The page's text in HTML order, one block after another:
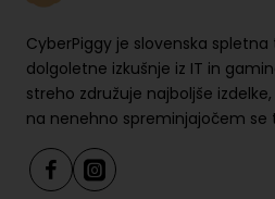
Varnostn
izdelkov
CyberPiggy je slovenska
dolgoletne izkušnje iz IT in
streho združuje najboljše
na nenehno spreminjajočem se